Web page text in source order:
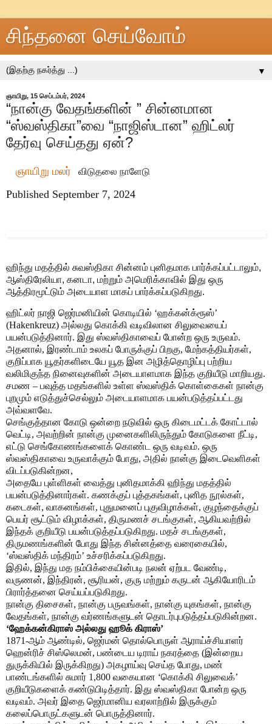
சிந்தனை செய்வோம்
▼
ஞாயிறு, 15 செப்டம்பர், 2024
“நான்கு வேதங்களின் ” சின்னமான
“ஸ்வஸ்திகா”வை “நாஜிஸ்டான” ஹிட்லர்
தேர்வு செய்தது ஏன்?
ஞாயிறு மலர் விடுதலை நாளேடு
Published September 7, 2024
ஹிந்து மதத்தில் சுவஸ்திகா சின்னம் புனிதமாக பார்க்கப்பட்டாலும்,
ஆஸ்திரேலியா, கனடா, மற்றும் அமெரிக்காவில் இது ஒரு
ஆத்திரமூட்டும் அடையாள மாகப் பார்க்கப்படுகிறது.
ஹிட்லர் நாஜி ஜெர்மனியின் கொடியில் ‘ஹக்கன்க்ரூஸ்’
(Hakenkreuz) அல்லது கொக்கி வடிவிலான சிலுவையைப்
பயன்படுத்தினார். இது ஸ்வஸ்திகாவைப் போன்ற ஒரு உருவம்.
அதனால், இரண்டாம் உலகப் போருக்குப் பிறகு, மேற்கத்தியர்கள்,
குறிப்பாக யூதர்களிடையே யூத இன அழித்தொழிப்பு பற்றிய
வலிமிகுந்த நினைவுகளின் அடையாளமாக இந்த குறியீடு மாறியது.
சமண – பவுத்த மதங்களில் உள்ள ஸ்வஸ்திக் கொள்கைகள் நான்கு
புறமும் எடுத்துச்செல்லும் அடையாளமாக பயன்படுத்தப்பட்டது
அவ்வளவே.
செங்குத்தான கோடு ஒன்றை நடுவில் ஒரு கிடைமட்டக் கோட்டால்
வெட்டி, அவற்றின் நான்கு முனைகளிலிருந்தும் கோடுகளை நீட்டி,
எட்டு செங்கோணங்களைக் கொண்ட ஒரு வடிவம். ஒரு
ஸ்வஸ்திகாவை உருவாக்கும் போது, அதில் நான்கு இடைவெளிகள்
விடப்படுகின்றன,
அதையே புள்ளிகள் வைத்து புனிதமாக்கி ஹிந்து மதத்தில்
பயன்படுத்தினார்கள். கணக்குப் புத்தகங்கள், புனித நூல்கள்,
கடைகள், வாகனங்கள், புதுமனைப் புகுவிழாக்கள், குழந்தைக்குப்
பெயர் சூட்டும் விழாக்கள், திருமணச் சடங்குகள், ஆகியவற்றில்
இந்தக் குறியீடு பயன்படுத்தப்படுகிறது. மதச் சடங்குகள்,
திருமணங்களின் போது இந்த சின்னத்தை வரைகையில்,
‘ஸ்வஸ்திக் மந்திரம்’ உச்சரிக்கப்படுகிறது.
இதில், இந்து மத நம்பிக்கையின்படி நலன் ஏற்பட வேண்டி,
வருணன், இந்திரன், சூரியன், குரு மற்றும் கருடன் ஆகியோரிடம்
பிரார்த்தனை செய்யப்படுகிறது.
நான்கு திசைகள், நான்கு பருவங்கள், நான்கு யுகங்கள், நான்கு
வேதங்கள், நான்கு வர்ணங்களுடன் தொடர்புபடுத்தப்படுகின்றன.
‘ஹேக்கன்கிராஸ் அல்லது ஹூக் கிராஸ்’
1871-ஆம் ஆண்டில், ஜெர்மன் தொல்பொருள் ஆராய்ச்சியாளர்
ஹென்ரிச் சிஸ்லெமன், பண்டைய டிராய் நகரத்தை (இன்றைய
துருக்கியில் இருக்கிறது) அகழாய்வு செய்த போது, மண்
பாண்டங்களில் சுமார் 1,800 வகையான ‘கொக்கி சிலுவைக்’
குறியீடுகளைக் கண்டுபிடித்தார். இது ஸ்வஸ்திகா போன்ற ஒரு
வடிவம். அவர் இதை ஜெர்மானிய வரலாற்றில் இருக்கும்
கலைப்பொருட்களுடன் பொருத்தினார்.